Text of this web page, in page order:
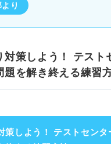
り
対策しよう！ テスト
題を解き終える練習
策しよう！ テストセンタ